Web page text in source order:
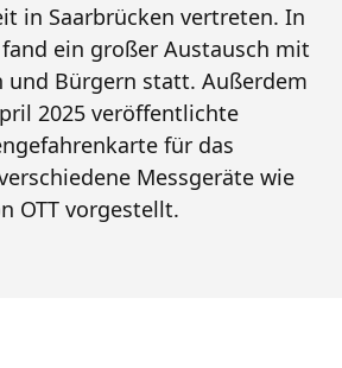
in Saarbrücken vertreten. In
ein großer Austausch mit
und Bürgern statt. Außerdem
2025 veröffentlichte
für das
Messgeräte wie
OTT vorgestellt.